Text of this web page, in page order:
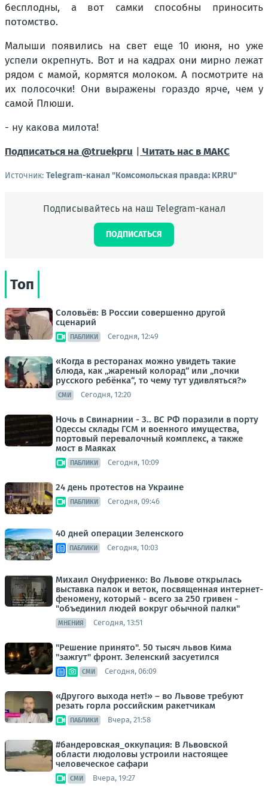
бесплодны, а вот самки способны приносить
потомство.
Малыши появились на свет еще 10 июня, но уже
успели окрепнуть. Вот и на кадрах они мирно лежат
рядом с мамой, кормятся молоком. А посмотрите на
их полосочки! Они выражены гораздо ярче, чем у
самой Плюши.
- ну какова милота!
Подписаться на @truekpru | Читать нас в МАКС
Источник: Telegram-канал "Комсомольская правда: KP.RU"
Подписывайтесь на наш Telegram-канал
ПОДПИСАТЬСЯ
Топ
Соловьёв: В России совершенно другой
сценарий
ПАБЛИКИ Сегодня, 12:49
«Когда в ресторанах можно увидеть такие
блюда, как „жареный колорад“ или „почки
русского ребёнка“, то чему тут удивляться?»
СМИ Сегодня, 12:20
Ночь в Свинарнии - 3.. ВС РФ поразили в порту
Одессы склады ГСМ и военного имущества,
портовый перевалочный комплекс, а также
мост в Маяках
ПАБЛИКИ Сегодня, 10:09
24 день протестов на Украине
ПАБЛИКИ Сегодня, 09:46
40 дней операции Зеленского
ПАБЛИКИ Сегодня, 10:03
Михаил Онуфриенко: Во Львове открылась
выставка палок и веток, посвященная интернет-
феномену, который - всего за 250 гривен -
"объединил людей вокруг обычной палки"
МНЕНИЯ Сегодня, 13:51
"Решение принято". 50 тысяч львов Кима
"зажгут" фронт. Зеленский засуетился
СМИ Сегодня, 06:09
«Другого выхода нет!» – во Львове требуют
резать горла российским ракетчикам
ПАБЛИКИ Вчера, 21:58
#бандеровская_оккупация: В Львовской
области людоловы устроили настоящее
человеческое сафари
СМИ Вчера, 19:27